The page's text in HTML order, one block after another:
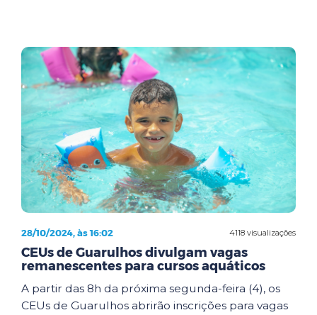
4118 visualizações
28/10/2024, às 16:02
CEUs de Guarulhos divulgam vagas
remanescentes para cursos aquáticos
A partir das 8h da próxima segunda-feira (4), os
CEUs de Guarulhos abrirão inscrições para vagas